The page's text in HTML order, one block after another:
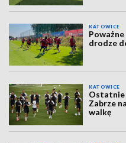
KATOWICE
drodze
KATOWICE
Ostatnie
Zabrze
walkę